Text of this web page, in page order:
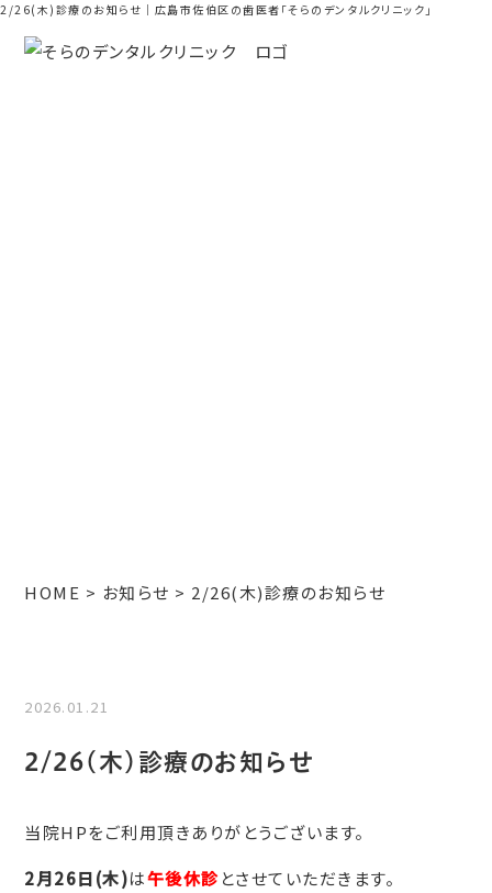
2/26(木)診療のお知らせ｜広島市佐伯区の歯医者「そらのデンタルクリニック」
HOME お知らせ 2/26(木)診療のお知らせ
2026.01.21
2/26(木)診療のお知らせ
当院HPをご利用頂きありがとうございます。
2月26日(木)は午後休診とさせていただきます。